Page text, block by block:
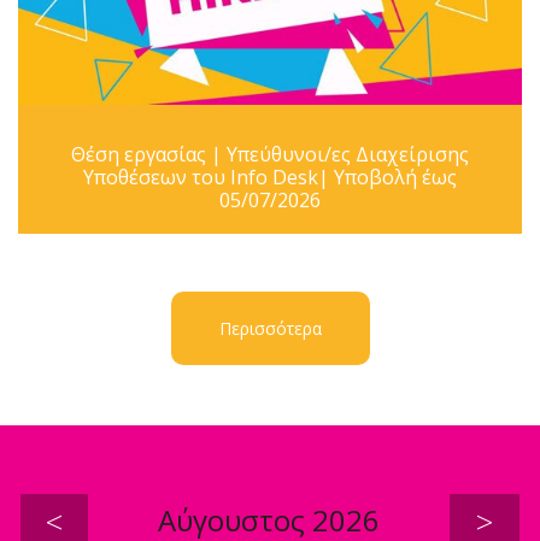
Θέση εργασίας | Υπεύθυνοι/ες Διαχείρισης
Υποθέσεων του Info Desk| Υποβολή έως
05/07/2026
Περισσότερα
< Αύγουστος 2026 >